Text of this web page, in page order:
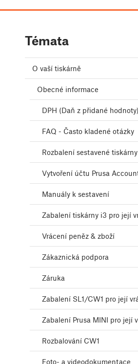
Témata
O vaší tiskárně
Obecné informace
DPH (Daň z přidané
FAQ - Často kladené otázky
Rozbalení sestavené tiskárny
Vytvoření účtu Prusa
Manuály k sestavení
Zabalení tiskárny i3 pro její
Vrácení peněz & zboží
Zákaznická podpora
Záruka
Zabalení SL1/CW1 pro její
Zabalení Prusa MINI pro její
Rozbalování CW1
Foto- a videodokumentace